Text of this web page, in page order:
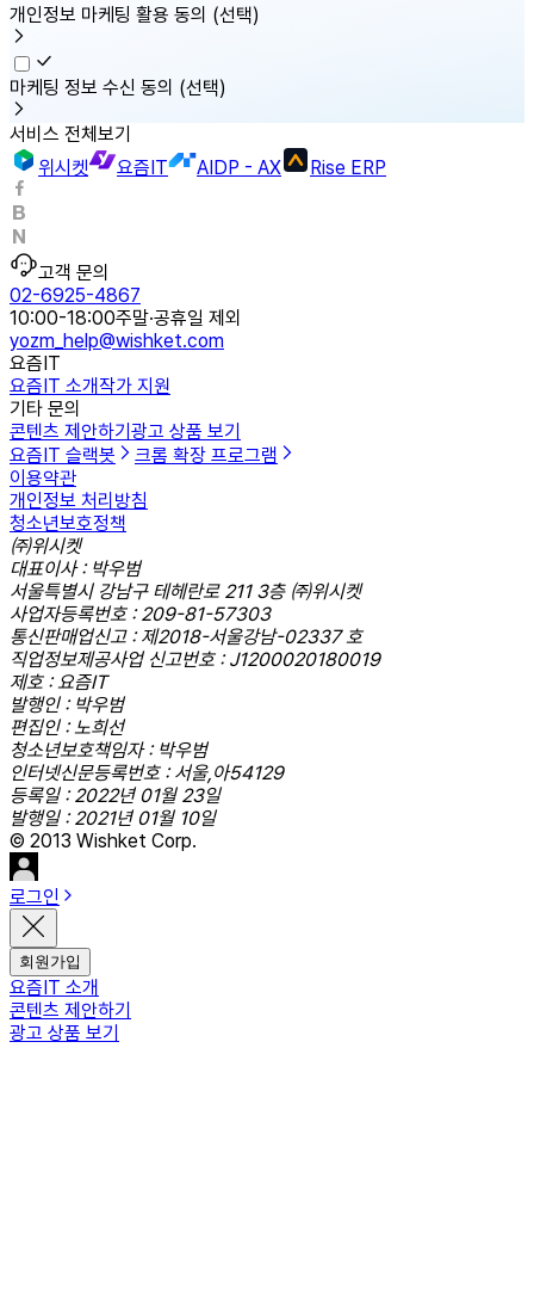
개인정보 마케팅 활용 동의 (선택)
마케팅 정보 수신 동의 (선택)
서비스 전체보기
위시켓
요즘IT AIDP - AX Rise ERP
고객 문의
02-6925-4867
10:00-18:00주말·공휴일 제외
yozm_help@wishket.com
요즘IT
요즘IT 소개작가 지원
기타 문의
콘텐츠 제안하기 광고 상품 보기
요즘IT 슬랙봇
크롬 확장 프로그램
이용약관
개인정보 처리방침
청소년보호정책
㈜위시켓
대표이사 : 박우범
서울특별시 강남구 테헤란로 211 3층 ㈜위시켓
사업자등록번호 : 209-81-57303
통신판매업신고 : 제2018-서울강남-02337 호
직업정보제공사업 신고번호 : J1200020180019
제호 : 요즘IT
발행인 : 박우범
편집인 : 노희선
청소년보호책임자 : 박우범
인터넷신문등록번호 : 서울,아54129
등록일 : 2022년 01월 23일
발행일 : 2021년 01월 10일
© 2013 Wishket Corp.
로그인
회원가입
요즘IT 소개
콘텐츠 제안하기
광고 상품 보기